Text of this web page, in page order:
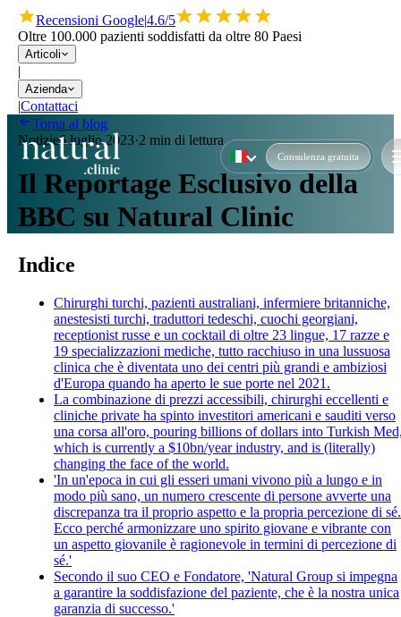
Recensioni Google|4.6/5
Oltre 100.000 pazienti soddisfatti da oltre 80 Paesi
Articoli
|
Azienda
|Contattaci
Consulenza gratuita
Torna al blog
Notizie6 luglio 2023·2 min di lettura
Il Reportage Esclusivo della
BBC su Natural Clinic
Indice
Chirurghi turchi, pazienti australiani, infermiere britanniche,
anestesisti turchi, traduttori tedeschi, cuochi georgiani,
receptionist russe e un cocktail di oltre 23 lingue, 17 razze e
19 specializzazioni mediche, tutto racchiuso in una lussuosa
clinica che è diventata uno dei centri più grandi e ambiziosi
d'Europa quando ha aperto le sue porte nel 2021.
La combinazione di prezzi accessibili, chirurghi eccellenti e
cliniche private ha spinto investitori americani e sauditi verso
una corsa all'oro, pouring billions of dollars into Turkish
which is currently a $10bn/year industry, and is (literally)
changing the face of the world.
'In un'epoca in cui gli esseri umani vivono più a lungo e in
modo più sano, un numero crescente di persone avverte una
discrepanza tra il proprio aspetto e la propria percezione di sé.
Ecco perché armonizzare uno spirito giovane e vibrante con
un aspetto giovanile è ragionevole in termini di percezione di
sé.'
Secondo il suo CEO e Fondatore, 'Natural Group si impegna
a garantire la soddisfazione del paziente, che è la nostra unica
garanzia di successo.'